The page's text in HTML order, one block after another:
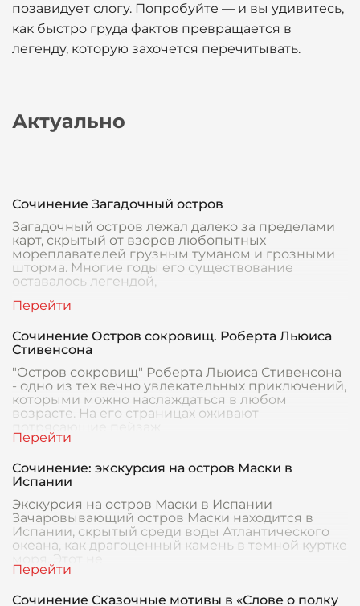
позавидует слогу. Попробуйте — и вы удивитесь,
как быстро груда фактов превращается в
легенду, которую захочется перечитывать.
Актуально
Сочинение Загадочный остров
Загадочный остров лежал далеко за пределами
карт, скрытый от взоров любопытных
мореплавателей грузным туманом и грозными
шторма. Многие годы его существование
оставалось легендой,
Сочинение Остров сокровищ. Роберта Льюиса
Стивенсона
"Остров сокровищ" Роберта Льюиса Стивенсона
- одно из тех вечно увлекательных приключений,
которыми можно наслаждаться в любом
возрасте. На его страницах оживают
Сочинение: экскурсия на остров Маски в
Испании
Экскурсия на остров Маски в Испании
Зачаровывающий остров Маски находится в
Испании, скрытый среди воды Атлантического
океана, как драгоценный камень в темной куртке
моря. Этот не
Сочинение Сказочные мотивы в «Слове о полку